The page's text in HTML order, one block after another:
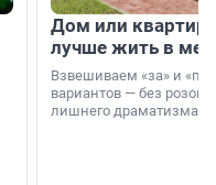
Дом или
лучше жить в
Взвешиваем «за» и
вариантов — без
лишнего драматизма.